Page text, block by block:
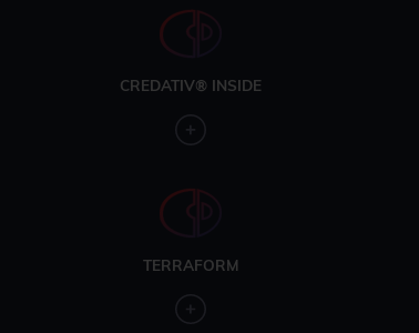
CREDATIV® INSIDE
TERRAFORM